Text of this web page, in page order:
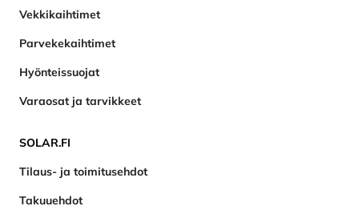
Vekkikaihtimet
Parvekekaihtimet
Hyönteissuojat
Varaosat ja tarvikkeet
SOLAR.FI
Tilaus- ja toimitusehdot
Takuuehdot